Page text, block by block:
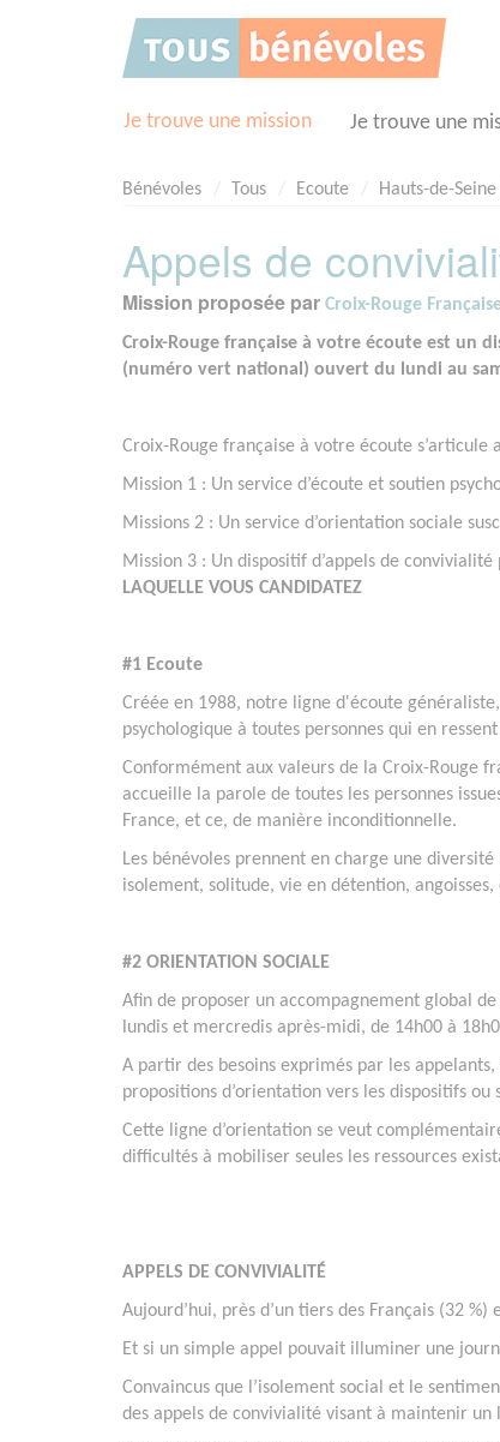
Je trouve une mission Je trouve une
Bénévoles Tous Ecoute Hauts-de-
Appels de
Mission proposée par Croix-Rouge
Croix-Rouge française à votre écoute est un
(numéro vert national) ouvert du lundi au
Croix-Rouge française à votre écoute s’articule
Mission 1 : Un service d’écoute et soutien
Missions 2 : Un service d’orientation sociale
Mission 3 : Un dispositif d’appels de
LAQUELLE VOUS CANDIDATEZ
#1 Ecoute
Créée en 1988, notre ligne d'écoute
psychologique à toutes personnes qui en
Conformément aux valeurs de la Croix-Rouge
accueille la parole de toutes les personnes
France, et ce, de manière inconditionnelle.
Les bénévoles prennent en charge une
isolement, solitude, vie en détention,
#2 ORIENTATION SOCIALE
Afin de proposer un accompagnement global
lundis et mercredis après-midi, de 14h00 à
A partir des besoins exprimés par les
propositions d’orientation vers les dispositifs ou
Cette ligne d’orientation se veut
difficultés à mobiliser seules les ressources
APPELS DE CONVIVIALITÉ
Aujourd’hui, près d’un tiers des Français (32
Et si un simple appel pouvait illuminer une
Convaincus que l’isolement social et le
des appels de convivialité visant à maintenir